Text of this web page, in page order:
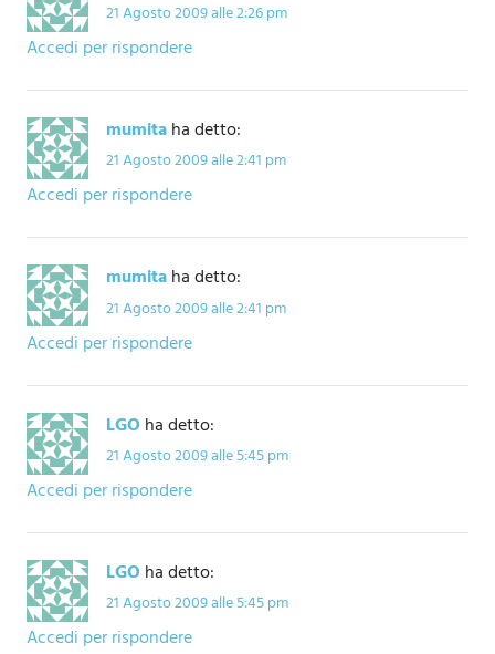
21 Agosto 2009 alle 2:26 pm
Accedi per rispondere
mumitaha detto:
21 Agosto 2009 alle 2:41 pm
Accedi per rispondere
mumitaha detto:
21 Agosto 2009 alle 2:41 pm
Accedi per rispondere
LGO ha detto:
21 Agosto 2009 alle 5:45 pm
Accedi per rispondere
LGO ha detto:
21 Agosto 2009 alle 5:45 pm
Accedi per rispondere